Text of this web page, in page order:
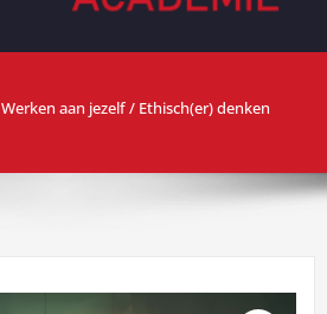
Werken aan jezelf/ Ethisch(er) denken